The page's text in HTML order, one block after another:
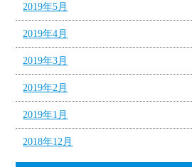
2019年5月
2019年4月
2019年3月
2019年2月
2019年1月
2018年12月